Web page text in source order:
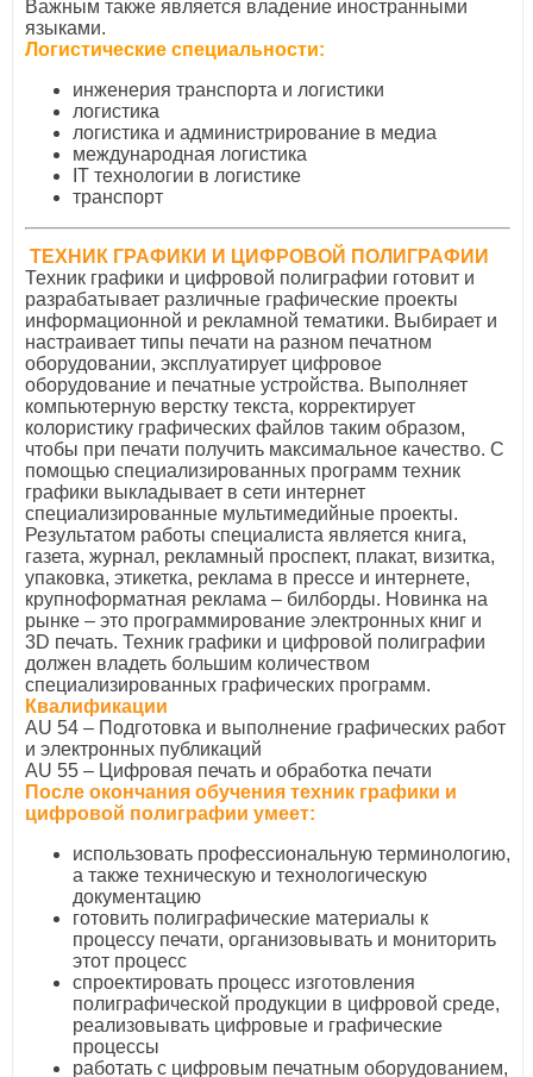
Важным также является владение иностранными
языками.
Логистические специальности:
инженерия транспорта и логистики
логистика
логистика и администрирование в медиа
международная логистика
ІТ технологии в логистике
транспорт
ТЕХНИК ГРАФИКИ И ЦИФРОВОЙ ПОЛИГРАФИИ
Техник графики и цифровой полиграфии готовит и
разрабатывает различные графические проекты
информационной и рекламной тематики. Выбирает и
настраивает типы печати на разном печатном
оборудовании, эксплуатирует цифровое
оборудование и печатные устройства. Выполняет
компьютерную верстку текста, корректирует
колористику графических файлов таким образом,
чтобы при печати получить максимальное качество. С
помощью специализированных программ техник
графики выкладывает в сети интернет
специализированные мультимедийные проекты.
Результатом работы специалиста является книга,
газета, журнал, рекламный проспект, плакат, визитка,
упаковка, этикетка, реклама в прессе и интернете,
крупноформатная реклама – билборды. Новинка на
рынке – это программирование электронных книг и
3D печать. Техник графики и цифровой полиграфии
должен владеть большим количеством
специализированных графических программ.
Квалификации
AU 54 – Подготовка и выполнение графических работ
и электронных публикаций
AU 55 – Цифровая печать и обработка печати
После окончания обучения техник графики и
цифровой полиграфии умеет:
использовать профессиональную терминологию,
а также техническую и технологическую
документацию
готовить полиграфические материалы к
процессу печати, организовывать и мониторить
этот процесс
спроектировать процесс изготовления
полиграфической продукции в цифровой среде,
реализовывать цифровые и графические
процессы
работать с цифровым печатным оборудованием,